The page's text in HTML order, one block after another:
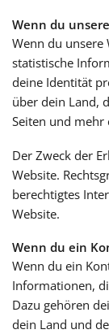
Wenn du
Wenn du unsere
statistische
deine Identität
über dein Land,
Seiten und mehr
Der Zweck der
Website.
berechtigtes
Website.
Wenn du ein
Wenn du ein
Informationen,
Dazu gehören
dein Land und